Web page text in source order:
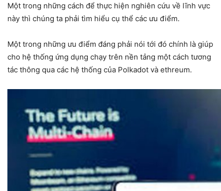
Một trong những cách để thực hiện nghiên cứu về lĩnh vực
này thì chúng ta phải tìm hiểu cụ thể các ưu điểm.
Một trong những ưu điểm đáng phải nói tới đó chính là giúp
cho hệ thống ứng dụng chạy trên nền tảng một cách tương
tác thông qua các hệ thống của Polkadot và ethreum.